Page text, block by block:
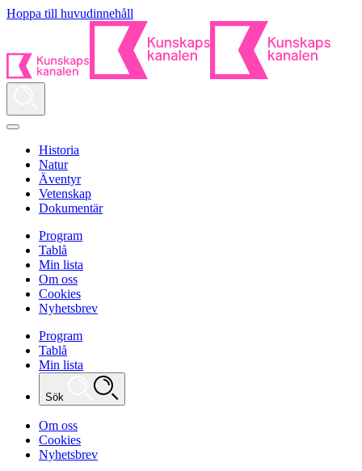
Hoppa till huvudinnehåll
Historia
Natur
Äventyr
Vetenskap
Dokumentär
Program
Tablå
Min lista
Om oss
Cookies
Nyhetsbrev
Program
Tablå
Min lista
Sök
Om oss
Cookies
Nyhetsbrev